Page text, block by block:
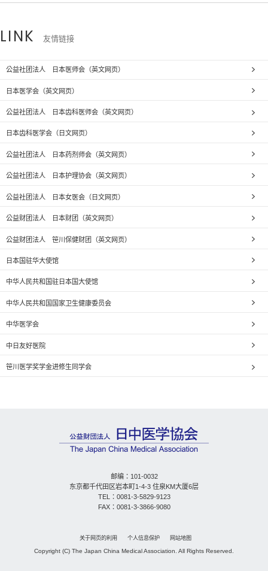
LINK 友情链接
公益社团法人 日本医师会（英文网页）
日本医学会（英文网页）
公益社团法人 日本齿科医师会（英文网页）
日本齿科医学会（日文网页）
公益社团法人 日本药剂师会（英文网页）
公益社团法人 日本护理协会（英文网页）
公益社团法人 日本女医会（日文网页）
公益财团法人 日本财团（英文网页）
公益财团法人 笹川保健财团（英文网页）
日本国驻华大使馆
中华人民共和国驻日本国大使馆
中华人民共和国国家卫生健康委员会
中华医学会
中日友好医院
笹川医学奖学金进修生同学会
邮编：101-0032
东京都千代田区岩本町1-4-3 住泉KM大厦6层
TEL：0081-3-5829-9123
FAX：0081-3-3866-9080
关于网页的利用 个人信息保护 网站地图
Copyright (C) The Japan China Medical Association. All Rights Reserved.